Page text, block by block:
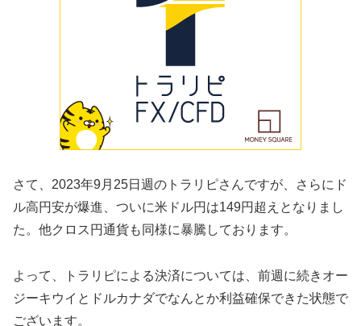
さて、2023年9月25日週のトラリピさんですが、さらにド
ル高円安が爆進、ついに米ドル円は149円超えとなりまし
た。他クロス円通貨も同様に暴騰しております。
よって、トラリピによる決済については、前週に続きオー
ジーキウイとドルカナダでなんとか利益確保できた状態で
ございます。